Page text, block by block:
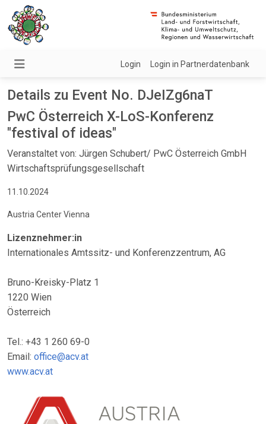
Login Login in Partnerdatenbank
Details zu Event No. DJeIZg6naT
PwC Österreich X-LoS-Konferenz
"festival of ideas"
Veranstaltet von: Jürgen Schubert/ PwC Österreich GmbH
Wirtschaftsprüfungsgesellschaft
11.10.2024
Austria Center Vienna
Lizenznehmer:in
Internationales Amtssitz- und Konferenzzentrum, AG
Bruno-Kreisky-Platz 1
1220 Wien
Österreich
Tel.: +43 1 260 69-0
Email: office@acv.at
www.acv.at